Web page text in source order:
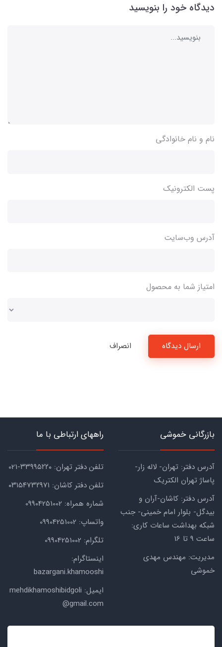
دیدگاه خود را بنویسید
نام و نام خانوادگی
پست الکترونیک
آدرس وب‌سایت
امتیاز شما به محصول
ارسال دیدگاه انصراف
بازرگانی خموشی
آدرس دفتر: تهران- لاله زار-
پاساژ تهران الکتریک
آدرس دفتر: کاشان-آران و
بیدگل- بلوار امام خمینی- جنب
شبکه بهداشت ساعات کاری:
ساعت ۹ تا 16
مدیریت: مهندس مهدی
خموشی
راههای ارتباطی با ما
تلفن دفتر تهران: ۳۳۹۹۵۲۲۰-021
تلفن دفتر کاشان: ۰۳۱۵۴۷۳۲۹۷۱
شماره همراه: 09904251002
واتساپ: 09904251002
تلگرام: 09904251002
اینستاگرام:
bazargani.khamooshi
ایمیل: mehdikhamoshibidgoli
@gmail.com